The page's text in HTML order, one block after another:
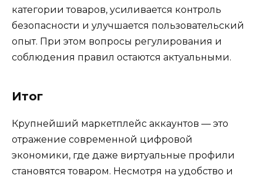
категории товаров, усиливается контроль
безопасности и улучшается пользовательский
опыт. При этом вопросы регулирования и
соблюдения правил остаются актуальными.
Итог
Крупнейший маркетплейс аккаунтов — это
отражение современной цифровой
экономики, где даже виртуальные профили
становятся товаром. Несмотря на удобство и